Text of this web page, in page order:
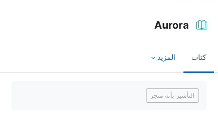
Aurora
كتاب المزيد
التأشير بأنه منجز